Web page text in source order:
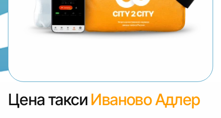
Цена такси Иваново Адлер